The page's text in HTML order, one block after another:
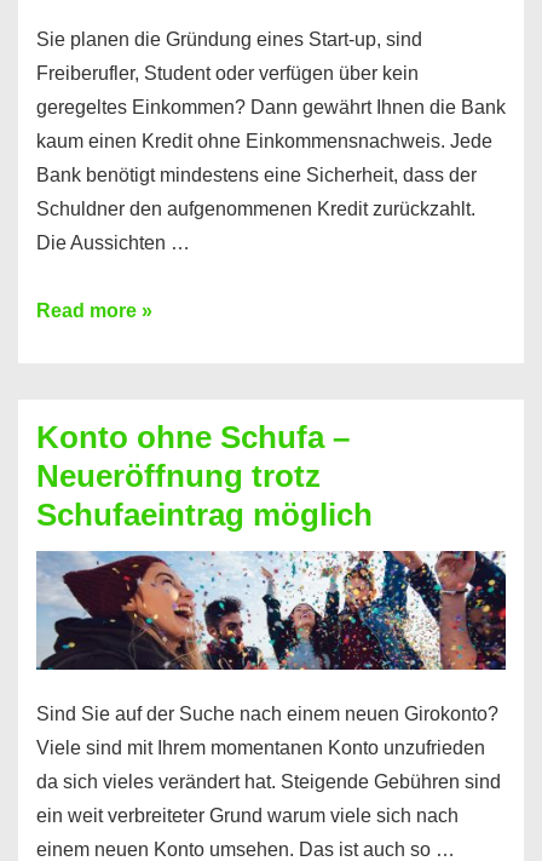
Sie planen die Gründung eines Start-up, sind
Freiberufler, Student oder verfügen über kein
geregeltes Einkommen? Dann gewährt Ihnen die Bank
kaum einen Kredit ohne Einkommensnachweis. Jede
Bank benötigt mindestens eine Sicherheit, dass der
Schuldner den aufgenommenen Kredit zurückzahlt.
Die Aussichten …
Mit
Sie
einen
Kredit
ohne
Einkommensnachweis
Read more »
Konto ohne Schufa –
Neueröffnung trotz
Schufaeintrag möglich
Sind Sie auf der Suche nach einem neuen Girokonto?
Viele sind mit Ihrem momentanen Konto unzufrieden
da sich vieles verändert hat. Steigende Gebühren sind
ein weit verbreiteter Grund warum viele sich nach
einem neuen Konto umsehen. Das ist auch so …